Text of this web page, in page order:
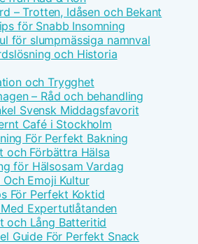
– Trotten, Idåsen och Bekant
för Snabb Insomning
för slumpmässiga namnval
och Historia
och Trygghet
– Råd och behandling
Svensk Middagsfavorit
Café i Stockholm
För Perfekt Bakning
och Förbättra Hälsa
för Hälsosam Vardag
Emoji Kultur
För Perfekt Koktid
Expertutlåtanden
och Lång Batteritid
Guide För Perfekt Snack